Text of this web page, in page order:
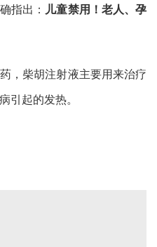
指出： 儿童禁用！ 老人、孕
柴胡注射液主要用来治疗
引起的发热。